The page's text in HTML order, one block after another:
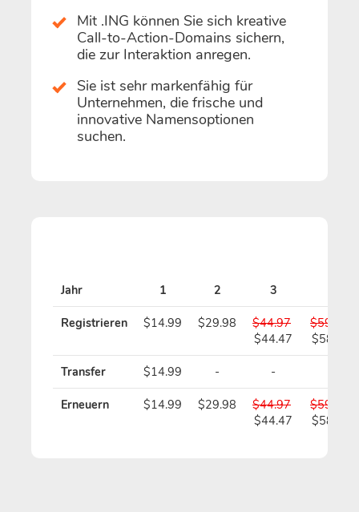
Mit .ING können Sie sich kreative
Call-to-Action-Domains sichern,
die zur Interaktion anregen.
Sie ist sehr markenfähig für
Unternehmen, die frische und
innovative Namensoptionen
suchen.
Jahr 1 2 3
Registrieren $14.99 $29.98
$44.97
$44.47
$59.96
$58.96
Transfer $14.99 - -
Erneuern $14.99 $29.98
$44.97
$44.47
$59.96
$58.96